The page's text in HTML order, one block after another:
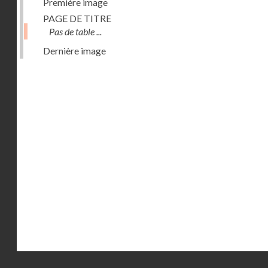
PAGE DE TITRE
Pas de table ...
Dernière image